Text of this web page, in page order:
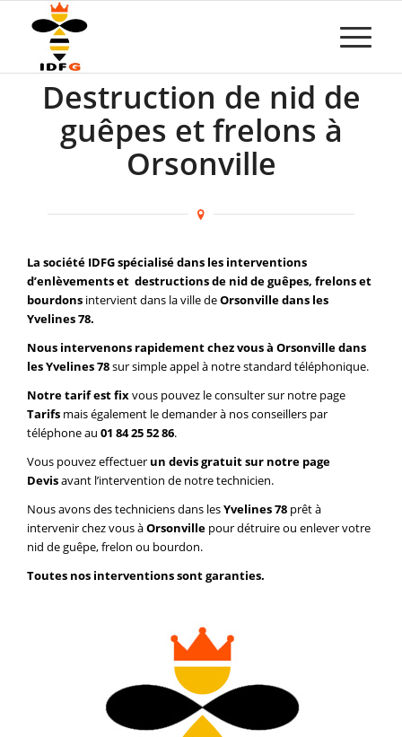
Destruction de nid de
guêpes et frelons à
Orsonville
La société IDFG spécialisé dans les interventions
d’enlèvements et destructions de nid de guêpes, frelons et
bourdons intervient dans la ville deOrsonville dans les
Yvelines 78.
Nous intervenons rapidement chez vous à Orsonville dans
les Yvelines 78sur simple appel à notre standard téléphonique.
Notre tarif est fixvous pouvez le consulter sur notre page
Tarifs mais également le demander à nos conseillers par
téléphone au 01 84 25 52 86.
Vous pouvez effectuer un devis gratuit sur notre page
Devisavant l’intervention de notre technicien.
Nous avons des techniciens dans lesYvelines 78 prêt à
intervenir chez vous àOrsonville pour détruire ou enlever votre
nid de guêpe, frelon ou bourdon.
Toutes nos interventions sont garanties.